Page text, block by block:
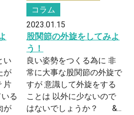
い
が
片
る
が
コラム
2023.01.15
股関節の外旋をしてみよ
う！
良い姿勢をつくる為に 非
常に大事な股関節の外旋で
すが 意識して外旋をする
ことは 以外に少ないので
はないでしょうか？ &...